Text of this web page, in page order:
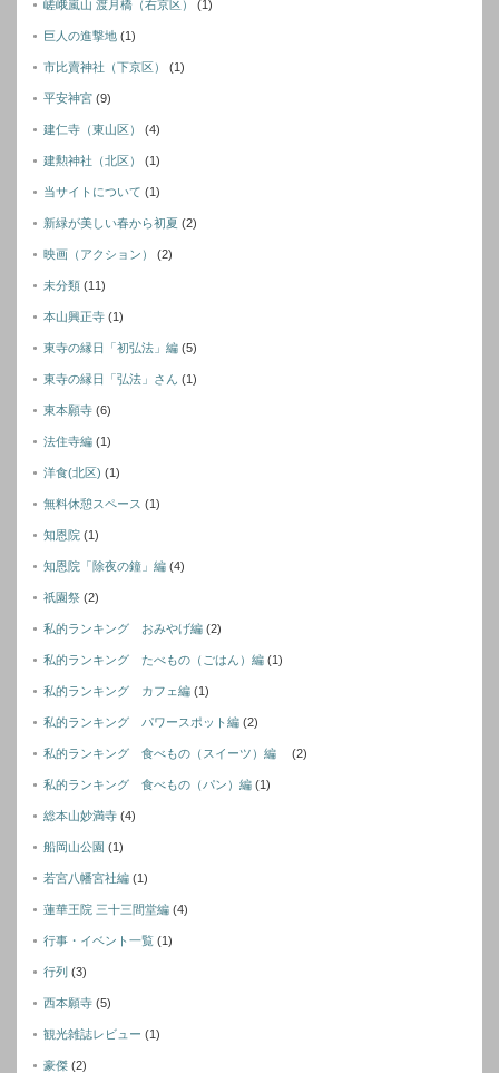
嵯峨嵐山 渡月橋（右京区） (1)
巨人の進撃地 (1)
市比賣神社（下京区） (1)
平安神宮 (9)
建仁寺（東山区） (4)
建勲神社（北区） (1)
当サイトについて (1)
新緑が美しい春から初夏 (2)
映画（アクション） (2)
未分類 (11)
本山興正寺 (1)
東寺の縁日「初弘法」編 (5)
東寺の縁日「弘法」さん (1)
東本願寺 (6)
法住寺編 (1)
洋食(北区) (1)
無料休憩スペース (1)
知恩院 (1)
知恩院「除夜の鐘」編 (4)
祇園祭 (2)
私的ランキング おみやげ編 (2)
私的ランキング たべもの（ごはん）編 (1)
私的ランキング カフェ編 (1)
私的ランキング パワースポット編 (2)
私的ランキング 食べもの（スイーツ）編 (2)
私的ランキング 食べもの（パン）編 (1)
総本山妙満寺 (4)
船岡山公園 (1)
若宮八幡宮社編 (1)
蓮華王院 三十三間堂編 (4)
行事・イベント一覧 (1)
行列 (3)
西本願寺 (5)
観光雑誌レビュー (1)
豪傑 (2)